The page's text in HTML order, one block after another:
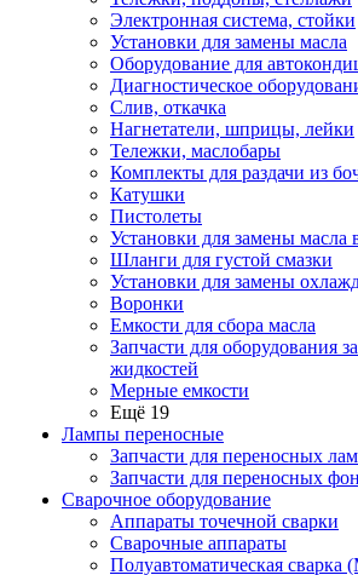
Электронная система, стойки
Установки для замены масла
Оборудование для
Диагностическое
Слив, откачка
Нагнетатели, шприцы, лейки
Тележки, маслобары
Комплекты для раздачи из
Катушки
Пистолеты
Установки для замены
Шланги для густой смазки
Установки для замены
Воронки
Емкости для сбора масла
Запчасти для оборудования
жидкостей
Мерные емкости
Ещё 19
Лампы переносные
Запчасти для переносных
Запчасти для переносных
Сварочное оборудование
Аппараты точечной сварки
Сварочные аппараты
Полуавтоматическая сварка